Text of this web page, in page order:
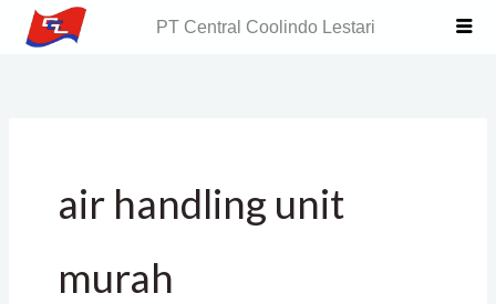
PT Central Coolindo Lestari
air handling unit
murah